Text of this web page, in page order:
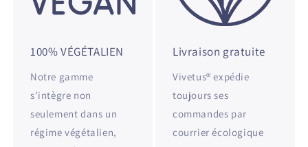
100% VÉGÉTALIEN
Notre gamme
s'intègre non
seulement dans un
régime végétalien,
Livraison gratuite
Vivetus® expédie
toujours ses
commandes par
courrier écologique